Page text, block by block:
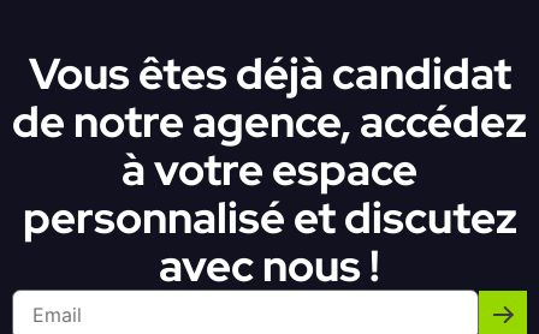
Vous êtes déjà candidat
de notre agence, accédez
à votre espace
personnalisé et discutez
avec nous !